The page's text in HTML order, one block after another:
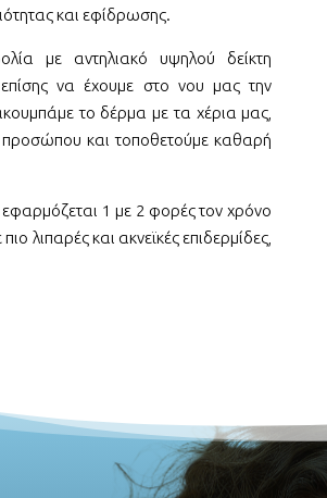
και εφίδρωσης.
με αντηλιακό υψηλού δείκτη
να έχουμε στο νου μας την
το δέρμα με τα χέρια μας,
προσώπου και τοποθετούμε καθαρή
1 με 2 φορές τον χρόνο
λιπαρές και ακνεϊκές επιδερμίδες,